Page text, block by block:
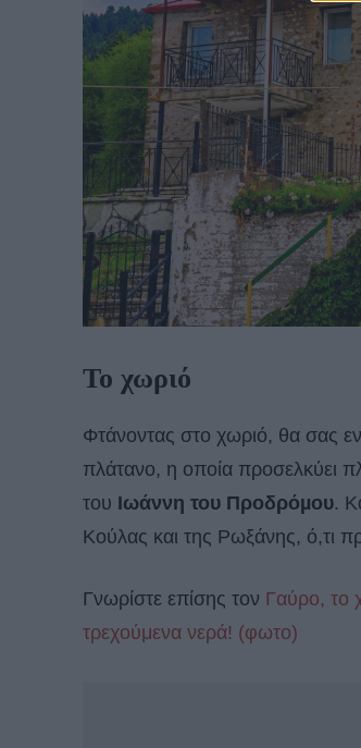
Το χωριό
Φτάνοντας στο χωριό, θα σας
πλάτανο, η οποία προσελκύει
του Ιωάννη του Προδρόµου.
Κούλας και της Ρωξάνης, ό,τι
Γνωρίστε επίσης τον Γαύρο, το
τρεχούμενα νερά! (φωτο)